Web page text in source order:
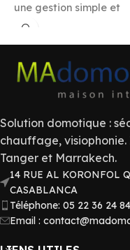
une gestion simple et
intuitive de votre
grand écran tactile, il
permet de visualiser et
l'ensemble de vos
équipements
tout en offrant une
interface fluide et
conviviale.
Solution domotique :
chauffage,
Tanger et Marrakech.
14 RUE AL KORONFOL
CASABLANCA
Téléphone: 05 22 36 24
Email :